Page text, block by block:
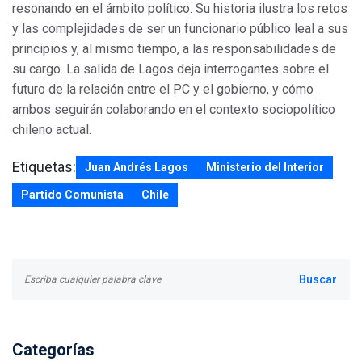
resonando en el ámbito político. Su historia ilustra los retos
y las complejidades de ser un funcionario público leal a sus
principios y, al mismo tiempo, a las responsabilidades de
su cargo. La salida de Lagos deja interrogantes sobre el
futuro de la relación entre el PC y el gobierno, y cómo
ambos seguirán colaborando en el contexto sociopolítico
chileno actual.
Etiquetas: Juan Andrés Lagos Ministerio del Interior
Partido Comunista Chile
Categorías